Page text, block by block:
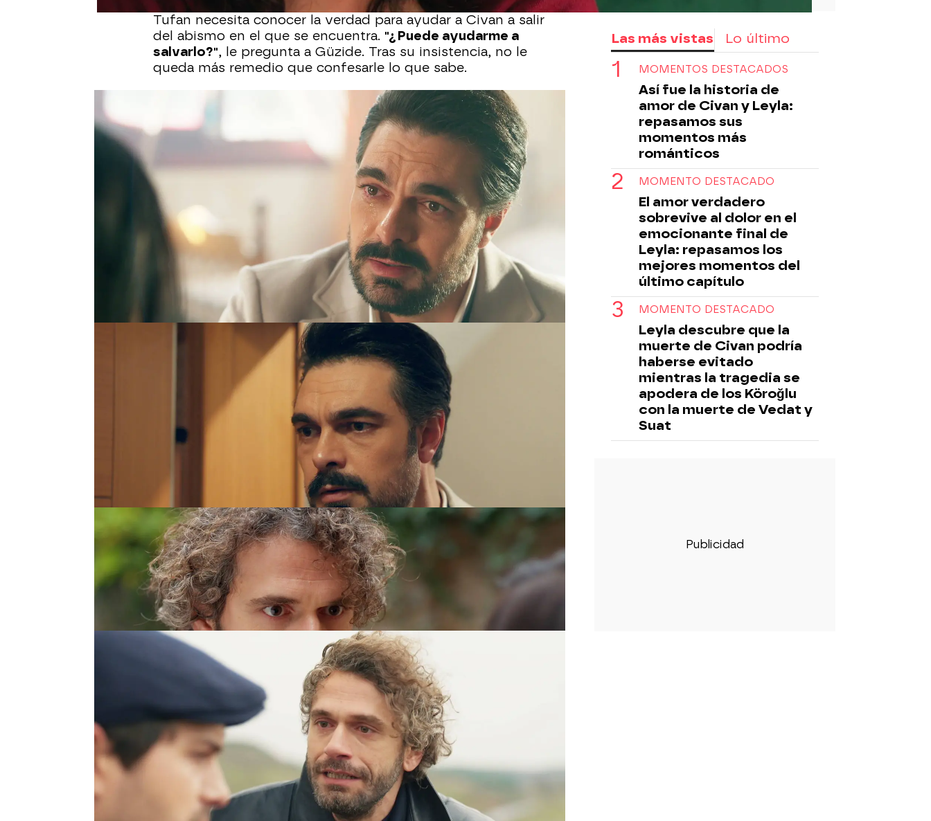
Tufan necesita conocer la verdad para ayudar a Civan a salir
del abismo en el que se encuentra. "¿Puede ayudarme a
salvarlo?", le pregunta a Güzide. Tras su insistencia, no le
queda más remedio que confesarle lo que sabe.
Tufan se enfrenta a Nur.
Ella teme su
reacción, pero ya no puede negarlo:admite que es la madre
biológica de Civany que se lo ocultó por miedo a perderlo.
Sin embargo, cuando él le pregunta por el padre, le miente y
asegura que
fue fruto de una violación,en lugar de confesar
que se trata de Mali.
Para justificarse, Nur inventa una historia: explica que
pequeño en el vertedero porque era la única forma de que
y que, cuando inició su relación con Tufan,
por miedo a que la abandonara,como, según ella, intentó hacer
Hilmi cuando quiso recuperar al niño. "Temía que me pasara lo
mismo contigo", le reprocha.
Pero Tufan ya no cree en sus excusas. Cansado de las
mentiras y de las manipulaciones de su esposa, toma una
decisión definitiva:
se va a divorciar de ella y así se lo
comunica a Serap,
su antigua novia.
Tras la ruptura,
Nur se reúne a solas con Mali para contarle lo
sucedido.
Él se enfurece al saber que ahora todos creen que
Civan es fruto de una violación y que
nunca podrá reconocer
públicamente que es su verdadero padre. Aun así, Nur le pide
que interceda por ella ante el joven.
Mali, siempre sometido a la voluntad de Nur, habla con Civan
yrepite la versión de la violación,asegurando que guardaron
el secreto para protegerlo. Al principio, el joven desconfía,
pero finalmente termina creyéndolo. La mentira se hace más
grande.¿Hasta dónde está dispuesta a llegar Nur para
sostener su engaño?
Las más vistas Lo último
MOMENTOS DESTACADOS
Así fue la historia de
amor de Civan y Leyla:
repasamos sus
momentos más
románticos
MOMENTO DESTACADO
El amor verdadero
sobrevive al dolor en el
emocionante final de
Leyla: repasamos los
mejores momentos del
último capítulo
MOMENTO DESTACADO
Leyla descubre que la
muerte de Civan podría
haberse evitado
mientras la tragedia se
apodera de los Köroğlu
con la muerte de Vedat y
Suat